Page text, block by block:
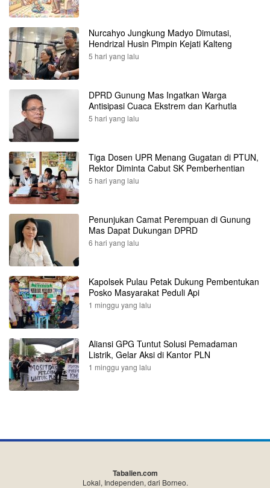
Nurcahyo Jungkung Madyo Dimutasi,
Hendrizal Husin Pimpin Kejati Kalteng
5 hari yang lalu
DPRD Gunung Mas Ingatkan Warga
Antisipasi Cuaca Ekstrem dan Karhutla
5 hari yang lalu
Tiga Dosen UPR Menang Gugatan di PTUN,
Rektor Diminta Cabut SK Pemberhentian
5 hari yang lalu
Penunjukan Camat Perempuan di Gunung
Mas Dapat Dukungan DPRD
6 hari yang lalu
Kapolsek Pulau Petak Dukung Pembentukan
Posko Masyarakat Peduli Api
1 minggu yang lalu
Aliansi GPG Tuntut Solusi Pemadaman
Listrik, Gelar Aksi di Kantor PLN
1 minggu yang lalu
Tabalien.com
Lokal, Independen, dari Borneo.